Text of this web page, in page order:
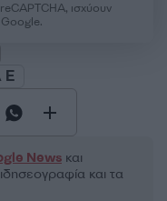
ισχύουν
Google.
E
News και
και τα